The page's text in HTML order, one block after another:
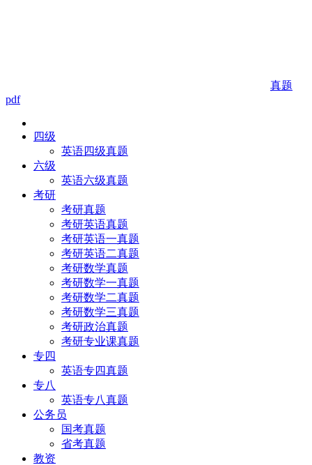
真题
pdf
四级
英语四级真题
六级
英语六级真题
考研
考研真题
考研英语真题
考研英语一真题
考研英语二真题
考研数学真题
考研数学一真题
考研数学二真题
考研数学三真题
考研政治真题
考研专业课真题
专四
英语专四真题
专八
英语专八真题
公务员
国考真题
省考真题
教资